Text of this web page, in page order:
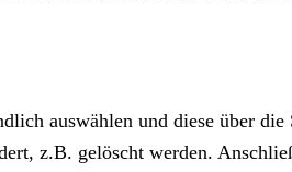
auswählen und diese über
z.B. gelöscht werden.